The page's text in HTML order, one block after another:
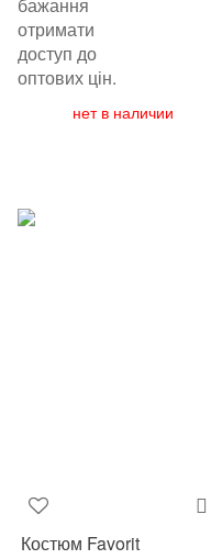
бажання
отримати
доступ до
оптових цін.
нет в наличии
Костюм Favorit